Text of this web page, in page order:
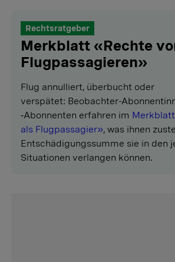
Rechtsratgeber
Merkblatt «Rechte
Flugpassagieren»
Flug annulliert, überbucht oder
verspätet: Beobachter-
‑Abonnenten erfahren im
als Flugpassagier», was ihnen
Entschädigungssumme sie in den
Situationen verlangen können.